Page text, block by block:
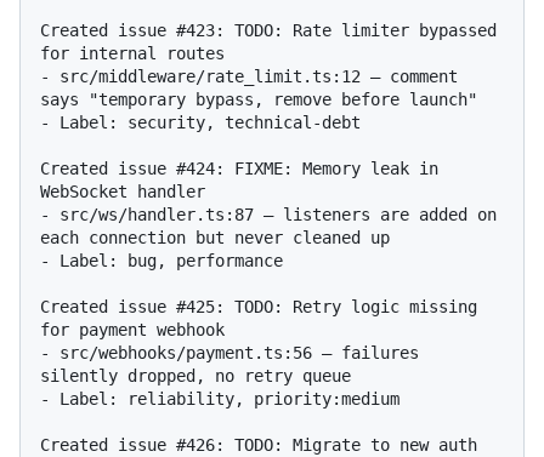
Created issue #423: TODO: Rate limiter bypassed
for internal routes
- src/middleware/rate_limit.ts:12 — comment
says "temporary bypass, remove before launch"
- Label: security, technical-debt
Created issue #424: FIXME: Memory leak in
WebSocket handler
- src/ws/handler.ts:87 — listeners are added on
each connection but never cleaned up
- Label: bug, performance
Created issue #425: TODO: Retry logic missing
for payment webhook
- src/webhooks/payment.ts:56 — failures
silently dropped, no retry queue
- Label: reliability, priority:medium
Created issue #426: TODO: Migrate to new auth